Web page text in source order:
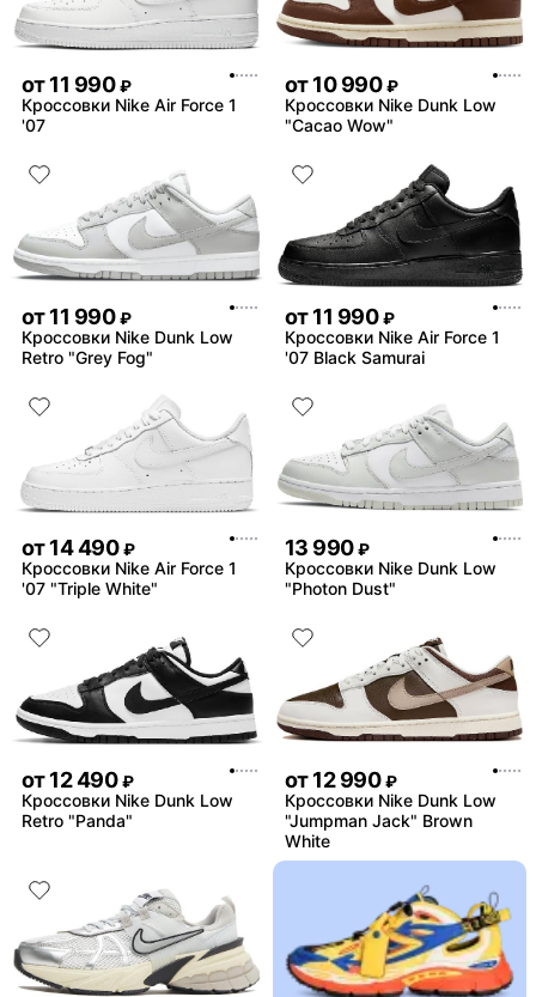
от11 990 ₽
Кроссовки Nike Air Force 1
'07
от10 990 ₽
Кроссовки Nike Dunk Low
"Cacao Wow"
от11 990 ₽
Кроссовки Nike Dunk Low
Retro "Grey Fog"
от11 990 ₽
Кроссовки Nike Air Force 1
'07 Black Samurai
от14 490 ₽
Кроссовки Nike Air Force 1
'07 "Triple White"
13 990 ₽
Кроссовки Nike Dunk Low
"Photon Dust"
от12 490 ₽
Кроссовки Nike Dunk Low
Retro "Panda"
от12 990 ₽
Кроссовки Nike Dunk Low
"Jumpman Jack" Brown
White